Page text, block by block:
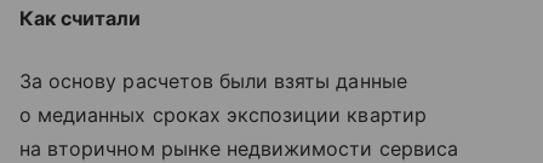
Как считали
За основу расчетов были взяты данные
о медианных сроках экспозиции квартир
на вторичном рынке недвижимости сервиса